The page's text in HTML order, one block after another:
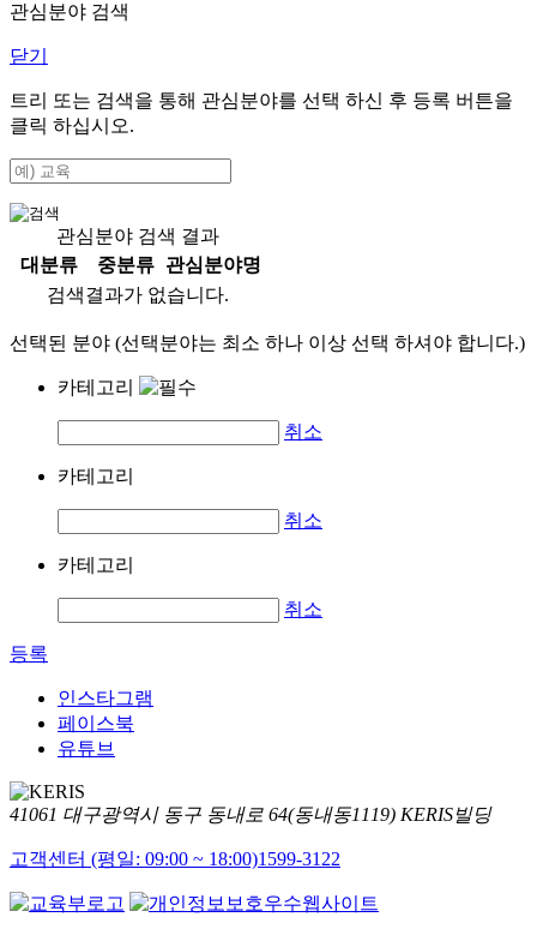
관심분야 검색
닫기
트리 또는 검색을 통해 관심분야를 선택 하신 후 등록 버튼을
클릭 하십시오.
관심분야 검색 결과
대분류
중분류
관심분야명
검색결과가 없습니다.
선택된 분야 (선택분야는 최소 하나 이상 선택 하셔야 합니다.)
카테고리
취소
카테고리
취소
카테고리
취소
등록
인스타그램
페이스북
유튜브
41061 대구광역시 동구 동내로 64(동내동1119) KERIS빌딩
고객센터 (평일: 09:00 ~ 18:00)1599-3122